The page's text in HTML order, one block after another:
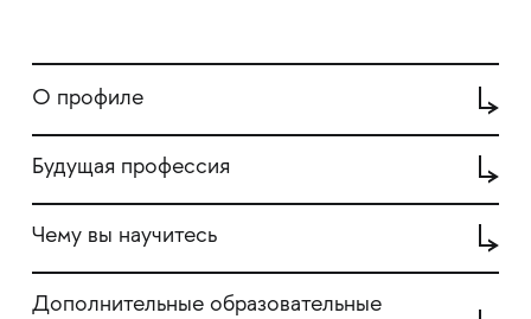
О профиле
Будущая профессия
Чему вы научитесь
Дополнительные образовательные